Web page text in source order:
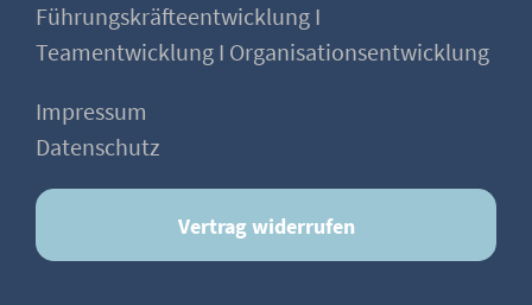
Führungskräfteentwicklung I
Teamentwicklung I Organisationsentwicklung
Impressum
Datenschutz
Vertrag widerrufen